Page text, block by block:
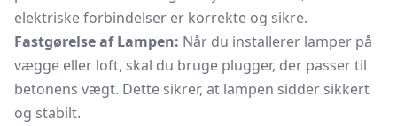
elektriske forbindelser er korrekte og sikre.
Fastgørelse af Lampen: Når du installerer lamper på
vægge eller loft, skal du bruge plugger, der passer til
betonens vægt. Dette sikrer, at lampen sidder sikkert
og stabilt.